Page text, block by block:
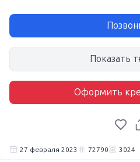
Показать
Оформить
27 февраля 2023 72790 3024